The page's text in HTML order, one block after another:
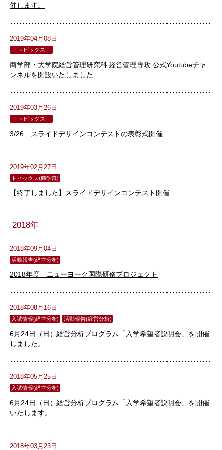
催します。
2019年04月08日
トピックス
商学部・大学院経営管理研究科 経営管理専攻 公式Youtubeチャ
ンネルを開設いたしました
2019年03月26日
トピックス
3/26 スライドデザインコンテストの表彰式開催
2019年02月27日
トピックス(商学部)
【終了しました】スライドデザインコンテスト開催
2018年
2018年09月04日
活動報告(経営分析)
2018年度 ニューヨーク国際研修プロジェクト
2018年08月16日
入試情報(経営分析) 活動報告(経営分析)
6月24日（日）経営分析プログラム「入学希望者説明会」を開催
しました。
2018年05月25日
入試情報(経営分析)
6月24日（日）経営分析プログラム「入学希望者説明会」を開催
いたします。
2018年03月23日